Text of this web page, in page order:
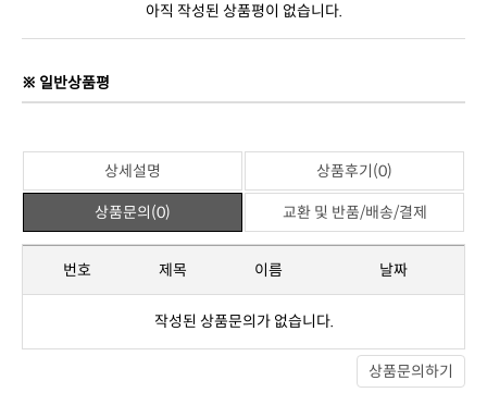
아직 작성된 상품평이 없습니다.
※ 일반상품평
상세설명 상품후기(0)
상품문의(0) 교환 및 반품/배송/결제
번호 제목 이름 날짜
작성된 상품문의가 없습니다.
상품문의하기